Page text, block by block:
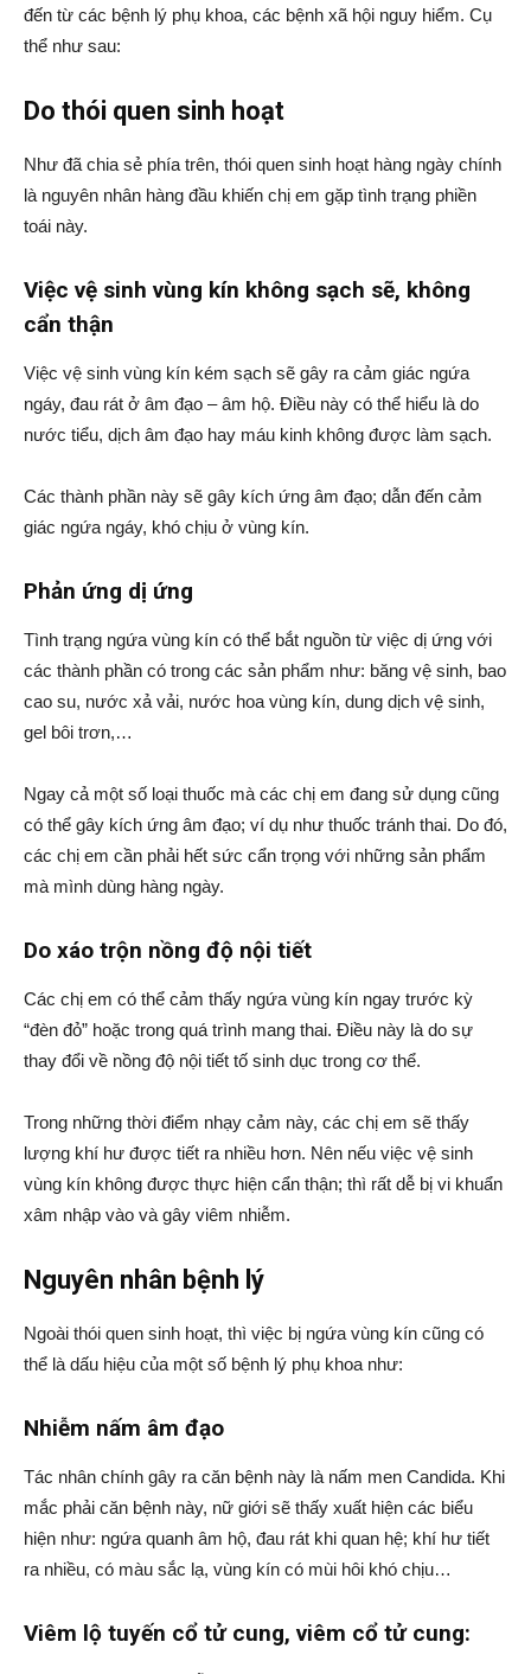
đến từ các bệnh lý phụ khoa, các bệnh xã hội nguy hiểm. Cụ
thể như sau:
Do thói quen sinh hoạt
Như đã chia sẻ phía trên, thói quen sinh hoạt hàng ngày chính
là nguyên nhân hàng đầu khiến chị em gặp tình trạng phiền
toái này.
Việc vệ sinh vùng kín không sạch sẽ, không
cẩn thận
Việc vệ sinh vùng kín kém sạch sẽ gây ra cảm giác ngứa
ngáy, đau rát ở âm đạo – âm hộ. Điều này có thể hiểu là do
nước tiểu, dịch âm đạo hay máu kinh không được làm sạch.
Các thành phần này sẽ gây kích ứng âm đạo; dẫn đến cảm
giác ngứa ngáy, khó chịu ở vùng kín.
Phản ứng dị ứng
Tình trạng ngứa vùng kín có thể bắt nguồn từ việc dị ứng với
các thành phần có trong các sản phẩm như: băng vệ sinh, bao
cao su, nước xả vải, nước hoa vùng kín, dung dịch vệ sinh,
gel bôi trơn,…
Ngay cả một số loại thuốc mà các chị em đang sử dụng cũng
có thể gây kích ứng âm đạo; ví dụ như thuốc tránh thai. Do đó,
các chị em cần phải hết sức cẩn trọng với những sản phẩm
mà mình dùng hàng ngày.
Do xáo trộn nồng độ nội tiết
Các chị em có thể cảm thấy ngứa vùng kín ngay trước kỳ
“đèn đỏ” hoặc trong quá trình mang thai. Điều này là do sự
thay đổi về nồng độ nội tiết tố sinh dục trong cơ thể.
Trong những thời điểm nhạy cảm này, các chị em sẽ thấy
lượng khí hư được tiết ra nhiều hơn. Nên nếu việc vệ sinh
vùng kín không được thực hiện cẩn thận; thì rất dễ bị vi khuẩn
xâm nhập vào và gây viêm nhiễm.
Nguyên nhân bệnh lý
Ngoài thói quen sinh hoạt, thì việc bị ngứa vùng kín cũng có
thể là dấu hiệu của một số bệnh lý phụ khoa như:
Nhiễm nấm âm đạo
Tác nhân chính gây ra căn bệnh này là nấm men Candida. Khi
mắc phải căn bệnh này, nữ giới sẽ thấy xuất hiện các biểu
hiện như: ngứa quanh âm hộ, đau rát khi quan hệ; khí hư tiết
ra nhiều, có màu sắc lạ, vùng kín có mùi hôi khó chịu…
Viêm lộ tuyến cổ tử cung, viêm cổ tử cung: